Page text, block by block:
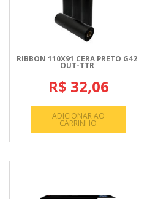
RIBBON 110X91 CERA PRETO G42
OUT-TTR
R$ 32,06
ADICIONAR AO
CARRINHO